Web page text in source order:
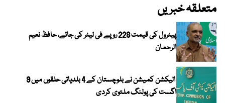
متعلقہ خبریں
پیٹرول کی قیمت 228 روپے فی لیٹر کی جائے، حافظ نعیم
الرحمان
الیکشن کمیشن نے بلوچستان کے 4 بلدیاتی حلقوں میں 9
اگست کی پولنگ ملتوی کردی